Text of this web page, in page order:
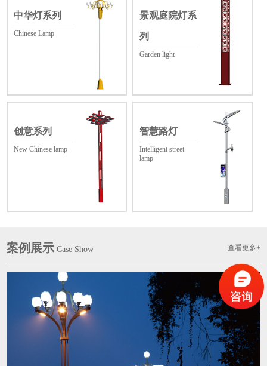
中华灯系列
Chinese Lamp
景观庭院灯系
列
Garden light
创意系列
New Chinese lamp
智慧路灯
Intelligent street
lamp
查看更多+
案例展示 Case Show